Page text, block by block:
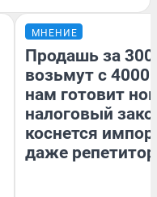
МНЕНИЕ
Продашь за
возьмут с
нам готовит
налоговый
коснется
даже